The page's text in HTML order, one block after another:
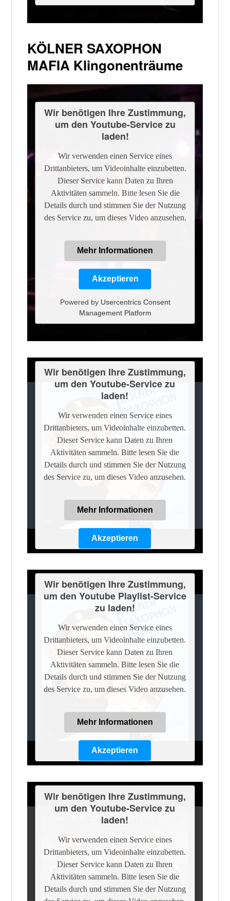
KÖLNER SAXOPHON
MAFIA Klingonenträume
Wir benötigen Ihre Zustimmung,
um den Youtube-Service zu
laden!
Wir verwenden einen Service eines
Drittanbieters, um Videoinhalte einzubetten.
Dieser Service kann Daten zu Ihren
Aktivitäten sammeln. Bitte lesen Sie die
Details durch und stimmen Sie der Nutzung
des Service zu, um dieses Video anzusehen.
Mehr Informationen
Akzeptieren
Powered by Usercentrics Consent
Management Platform
Wir benötigen Ihre Zustimmung,
um den Youtube-Service zu
laden!
Wir verwenden einen Service eines
Drittanbieters, um Videoinhalte einzubetten.
Dieser Service kann Daten zu Ihren
Aktivitäten sammeln. Bitte lesen Sie die
Details durch und stimmen Sie der Nutzung
des Service zu, um dieses Video anzusehen.
Mehr Informationen
Akzeptieren
Management Platform
Wir benötigen Ihre Zustimmung,
um den Youtube Playlist-Service
zu laden!
Wir verwenden einen Service eines
Drittanbieters, um Videoinhalte einzubetten.
Dieser Service kann Daten zu Ihren
Aktivitäten sammeln. Bitte lesen Sie die
Details durch und stimmen Sie der Nutzung
des Service zu, um dieses Video anzusehen.
Mehr Informationen
Akzeptieren
Management Platform
Wir benötigen Ihre Zustimmung,
um den Youtube-Service zu
laden!
Wir verwenden einen Service eines
Drittanbieters, um Videoinhalte einzubetten.
Dieser Service kann Daten zu Ihren
Aktivitäten sammeln. Bitte lesen Sie die
Details durch und stimmen Sie der Nutzung